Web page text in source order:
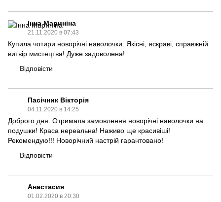
Інна Мариніна
21.11.2020 в 07:43
Купила чотири новорічні наволочки. Якісні, яскраві, справжній
витвір мистецтва! Дуже задоволена!
Відповісти
Пасічник Вікторія
04.11.2020 в 14:25
Доброго дня. Отримала замовлення новорічні наволочки на
подушки! Краса нереальна! Наживо ще красивіші!
Рекомендую!!! Новорічний настрій гарантовано!
Відповісти
Анастасия
01.02.2020 в 20:30